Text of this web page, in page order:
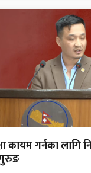
कायम गर्नका लागि